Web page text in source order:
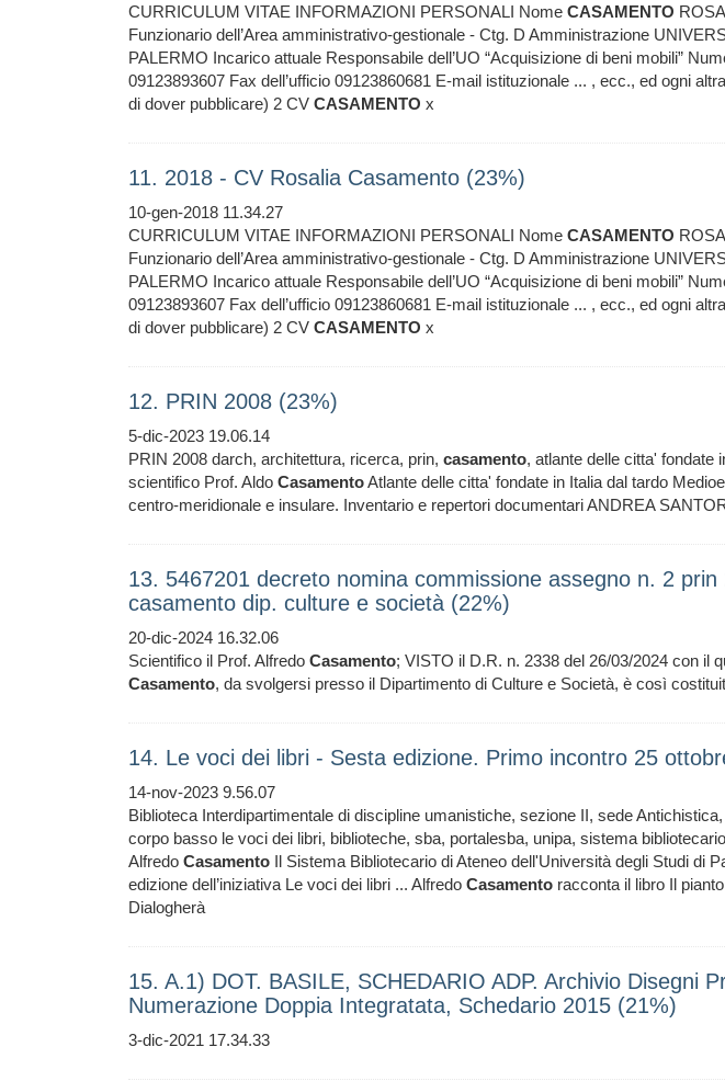
CURRICULUM VITAE INFORMAZIONI PERSONALI Nome CASAMENTO
Funzionario dell’Area amministrativo-gestionale - Ctg. D Amministrazione
PALERMO Incarico attuale Responsabile dell’UO “Acquisizione di beni mobili”
09123893607 Fax dell’ufficio 09123860681 E-mail istituzionale ... , ecc., ed ogni
di dover pubblicare) 2 CV CASAMENTO x
11. 2018 - CV Rosalia Casamento (23%)
10-gen-2018 11.34.27
CURRICULUM VITAE INFORMAZIONI PERSONALI Nome CASAMENTO
Funzionario dell’Area amministrativo-gestionale - Ctg. D Amministrazione
PALERMO Incarico attuale Responsabile dell’UO “Acquisizione di beni mobili”
09123893607 Fax dell’ufficio 09123860681 E-mail istituzionale ... , ecc., ed ogni
di dover pubblicare) 2 CV CASAMENTO x
12. PRIN 2008 (23%)
5-dic-2023 19.06.14
PRIN 2008 darch, architettura, ricerca, prin, casamento, atlante delle citta' fondate
scientifico Prof. Aldo CasamentoAtlante delle citta' fondate in Italia dal tardo
centro-meridionale e insulare. Inventario e repertori documentari ANDREA
13. 5467201 decreto nomina commissione assegno n. 2 prin
casamento dip. culture e società (22%)
20-dic-2024 16.32.06
Scientifico il Prof. Alfredo Casamento; VISTO il D.R. n. 2338 del 26/03/2024 con il
Casamento, da svolgersi presso il Dipartimento di Culture e Società, è così
14. Le voci dei libri - Sesta edizione. Primo incontro 25
14-nov-2023 9.56.07
Biblioteca Interdipartimentale di discipline umanistiche, sezione II, sede
corpo basso le voci dei libri, biblioteche, sba, portalesba, unipa, sistema
Alfredo Casamento Il Sistema Bibliotecario di Ateneo dell'Università degli Studi di
edizione dell’iniziativa Le voci dei libri ... Alfredo Casamento racconta il libro Il
Dialogherà
15. A.1) DOT. BASILE, SCHEDARIO ADP. Archivio Disegni
Numerazione Doppia Integratata, Schedario 2015 (21%)
3-dic-2021 17.34.33